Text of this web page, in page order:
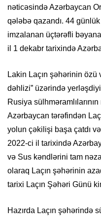
nəticəsində Azərbaycan
qələbə qazandı. 44
imzalanan üçtərəfli
il 1 dekabr tarixində
Lakin Laçın şəhərinin özü
dəhlizi” üzərində
Rusiya
Azərbaycan tərəfindən
yolun çəkilişi başa çatdı
2022-ci il tarixində
və Sus kəndlərini tam
olaraq Laçın şəhərinin
tarixi Laçın Şəhəri Günü
Hazırda Laçın şəhərində